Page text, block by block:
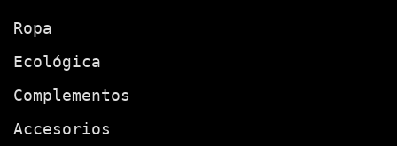
Ropa
Ecológica
Complementos
Accesorios